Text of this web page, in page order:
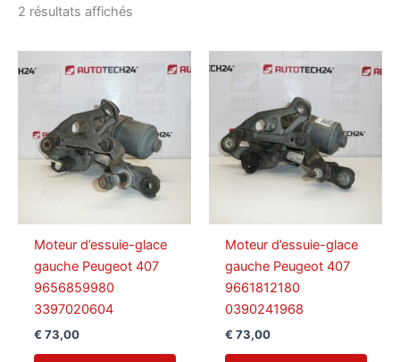
2 résultats affichés
récent
plus
Moteur d’essuie-glace
gauche Peugeot 407
9656859980
3397020604
€ 73,00
Moteur d’essuie-glace
gauche Peugeot 407
9661812180
0390241968
€ 73,00